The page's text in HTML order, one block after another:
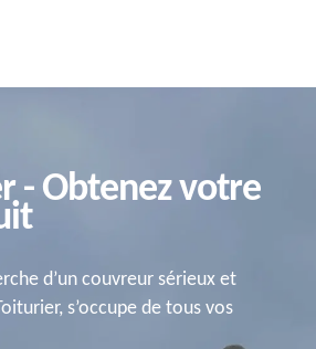
- Obtenez votre
d’un couvreur sérieux et
s’occupe de tous vos